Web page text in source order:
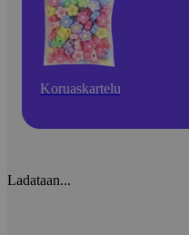
Koruaskartelu
Ladataan...